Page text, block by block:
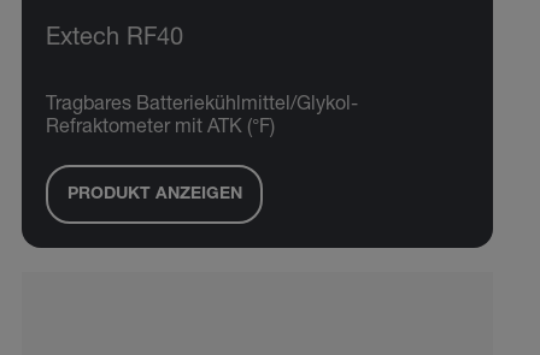
Extech RF40
Tragbares Batteriekühlmittel/Glykol-
Refraktometer mit ATK (°F)
PRODUKT ANZEIGEN